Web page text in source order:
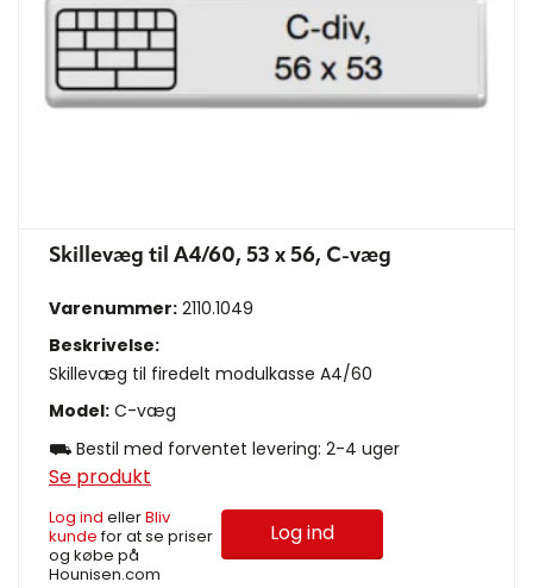
Skillevæg til A4/60, 53 x 56, C-væg
Varenummer: 2110.1049
Beskrivelse:
Skillevæg til firedelt modulkasse A4/60
Model: C-væg
⛟ Bestil med forventet levering: 2-4 uger
Se produkt
Log ind ellerBliv
kundefor at se priser
og købe på
Hounisen.com
Log ind